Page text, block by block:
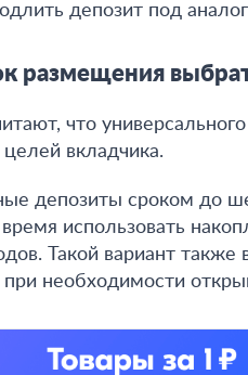
депозит под
размещения
что
вкладчика.
депозиты сроком до
использовать
Такой вариант
необходимости